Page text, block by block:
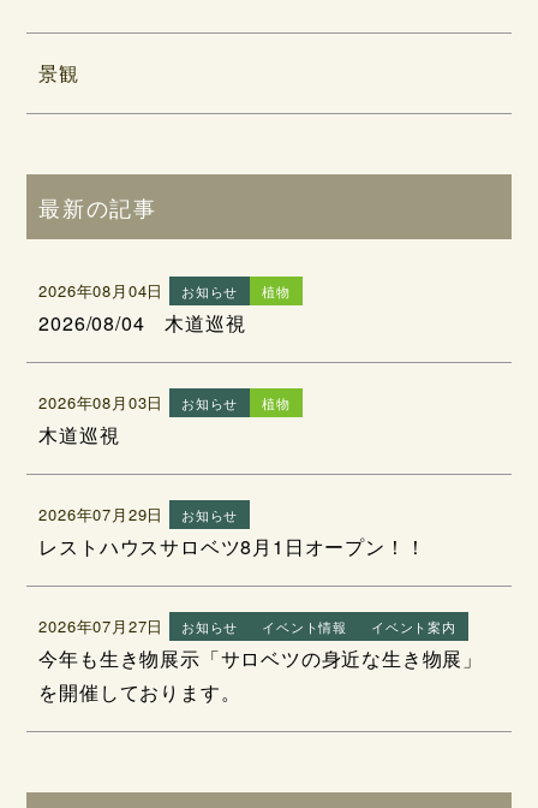
景観
最新の記事
2026年08月04日 お知らせ 植物
2026/08/04 木道巡視
2026年08月03日 お知らせ 植物
木道巡視
2026年07月29日 お知らせ
レストハウスサロベツ8月1日オープン！！
2026年07月27日 お知らせ イベント情報 イベント案内
今年も生き物展示「サロベツの身近な生き物展」
を開催しております。